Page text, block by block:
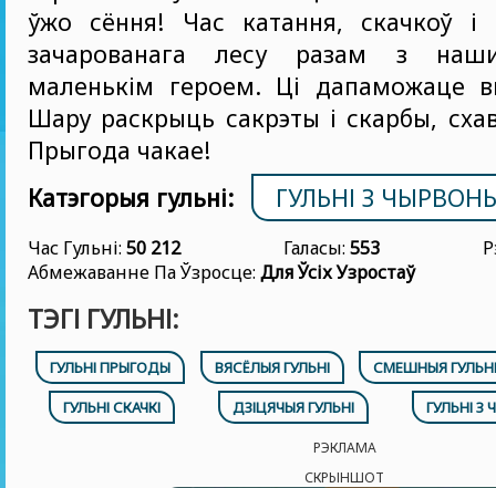
ўжо сёння! Час катання, скачкоў і
зачарованага лесу разам з
маленькім героем. Ці дапаможаце
Шару раскрыць сакрэты і скарбы,
Прыгода чакае!
Катэгорыя гульні:
ГУЛЬНІ З
Час Гульні: 50 212 Галасы: 553
Абмежаванне Па Ўзросце: Для Ўсіх Узростаў
ТЭГІ ГУЛЬНІ:
ГУЛЬНІ ПРЫГОДЫ ВЯСЁЛЫЯ ГУЛЬНІ
СМЕШНЫЯ
ГУЛЬНІ СКАЧКІ
ДЗІЦЯЧЫЯ ГУЛЬНІ ГУЛЬНІ
РЭКЛАМА
СКРЫНШОТ